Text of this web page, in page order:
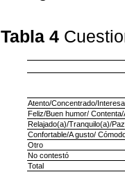
Tabla 4
Atento/Concentrado/
Feliz/Buen humor/
Relajado(a)/Tranquilo(a)/Paz
Confortable/A gusto/
Otro
No contestó
Total